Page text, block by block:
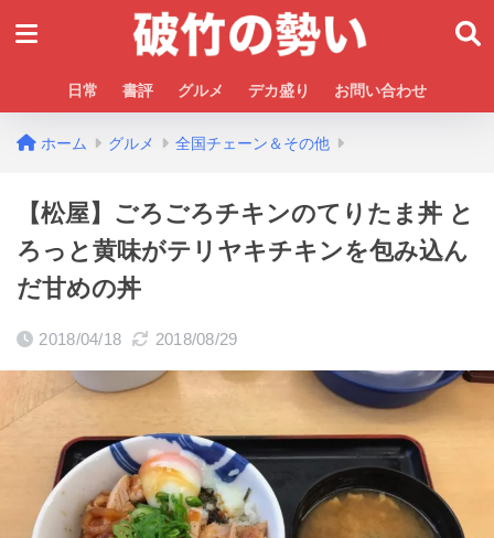
日常 書評 グルメ デカ盛り お問い合わせ
ホーム グルメ 全国チェーン＆その他
【松屋】ごろごろチキンのてりたま丼 と
ろっと黄味がテリヤキチキンを包み込ん
だ甘めの丼
2018/04/18 2018/08/29